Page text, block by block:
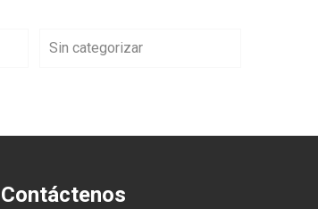
Sin categorizar
Contáctenos